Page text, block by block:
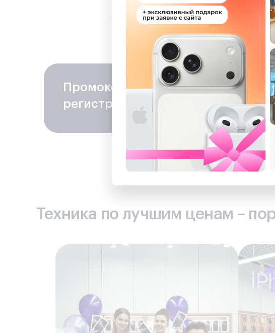
Сделайте
Промокод на скидку − 1000 ₽
регистрацию в программе
Техника по лучшим ценам –